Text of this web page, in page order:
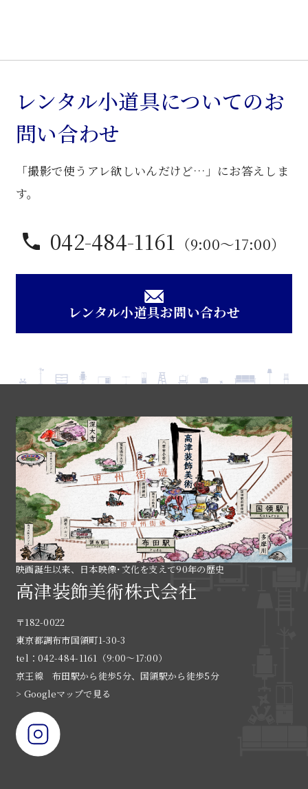
棚
個
レンタル小道具についてのお
問い合わせ
「撮影で使うアレ欲しいんだけど…」にお答えしま
す。
042-484-1161 （9:00〜17:00）
レンタル小道具お問い合わせ
映画誕生以来、日本映像･文化を支えて90年の歴史
高津装飾美術株式会社
〒182-0022
東京都調布市国領町1-30-3
tel：042-484-1161（9:00〜17:00）
京王線 布田駅から徒歩5分、国領駅から徒歩5分
> Googleマップで見る